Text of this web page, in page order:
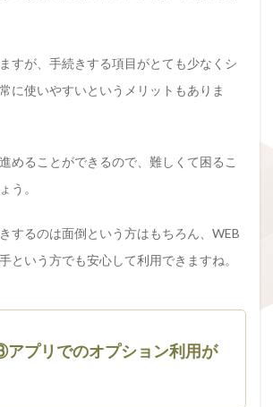
すが、手続きする項目がとても少なくシ
に使いやすいというメリットもありま
めることができるので、難しくて困るこ
う。
するのは面倒という方はもちろん、WEB
という方でも安心して利用できますね。
アプリでのオプション利用が